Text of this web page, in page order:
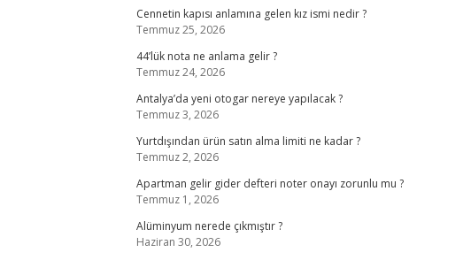
Cennetin kapısı anlamına gelen kız ismi nedir ?
Temmuz 25, 2026
44’lük nota ne anlama gelir ?
Temmuz 24, 2026
Antalya’da yeni otogar nereye yapılacak ?
Temmuz 3, 2026
Yurtdışından ürün satın alma limiti ne kadar ?
Temmuz 2, 2026
Apartman gelir gider defteri noter onayı zorunlu mu ?
Temmuz 1, 2026
Alüminyum nerede çıkmıştır ?
Haziran 30, 2026